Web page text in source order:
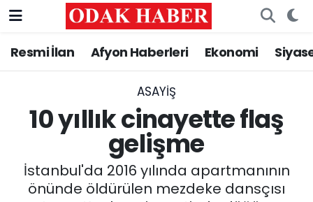
Resmi İlan Afyon Haberleri Ekonomi
ASAYİŞ
10 yıllık cinayette flaş
gelişme
İstanbul'da 2016 yılında apartmanının
önünde öldürülen mezdeke dansçısı
AFYONKARAHİSAR HABERLERİ
ASAYİŞ
GÜNCEL
SİYASET
Nöbetçi Eczaneler
Trafik Durumu
Süper Lig Puan Durumu ve Fikstür
Tüm Manşetler